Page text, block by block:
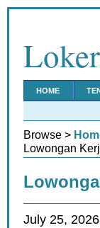
HOME
Browse >
Lowongan
July 25, 2026